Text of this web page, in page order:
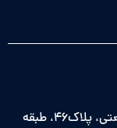
خیابان میرداماد، بین میدان مادر و شریعتی، پلاک46، طبقه